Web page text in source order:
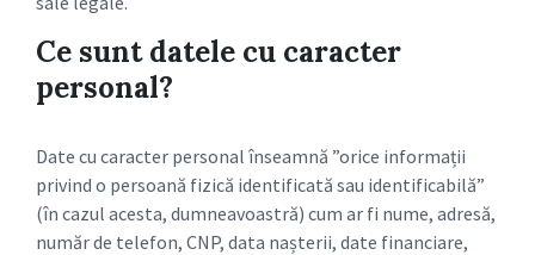
Ce sunt datele cu caracter
personal?
Date cu caracter personal înseamnă ”orice informații
privind o persoană fizică identificată sau identificabilă”
(în cazul acesta, dumneavoastră) cum ar fi nume, adresă,
număr de telefon, CNP, data nașterii, date financiare,